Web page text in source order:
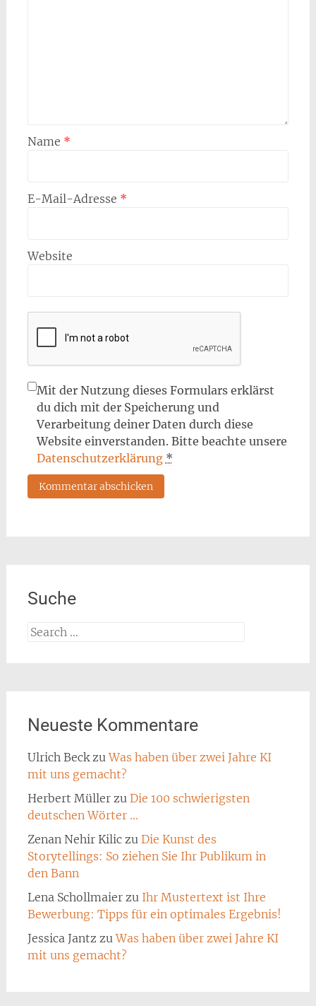
Name *
E-Mail-Adresse *
Website
Mit der Nutzung dieses Formulars erklärst
du dich mit der Speicherung und
Verarbeitung deiner Daten durch diese
Website einverstanden. Bitte beachte unsere
Datenschutzerklärung *
Suche
Search
Neueste Kommentare
Ulrich BeckzuWas haben über zwei Jahre KI
mit uns gemacht?
Herbert Müllerzu Die 100 schwierigsten
deutschen Wörter …
Zenan Nehir Kiliczu Die Kunst des
Storytellings: So ziehen Sie Ihr Publikum in
den Bann
Lena Schollmaierzu Ihr Mustertext ist Ihre
Bewerbung: Tipps für ein optimales Ergebnis!
Jessica Jantz zuWas haben über zwei Jahre KI
mit uns gemacht?